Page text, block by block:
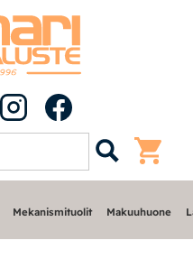
Mekanismituolit Makuuhuone